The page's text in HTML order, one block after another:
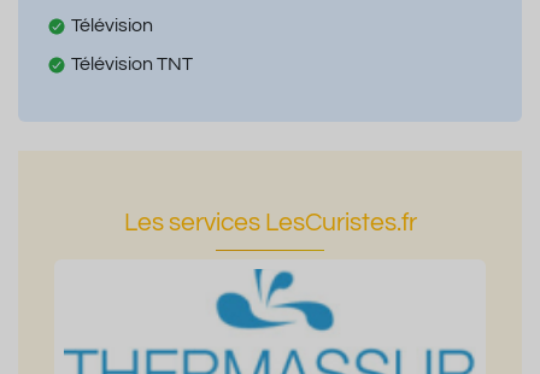
Télévision
Télévision TNT
Les services LesCuristes.fr